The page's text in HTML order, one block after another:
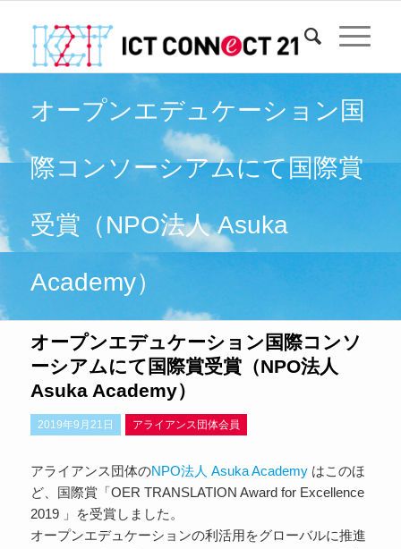
オープンエデュケーション国
際コンソーシアムにて国際賞
受賞（NPO法人 Asuka
Academy）
オープンエデュケーション国際コンソ
ーシアムにて国際賞受賞（NPO法人
Asuka Academy）
2019年9月21日 アライアンス団体会員
アライアンス団体のNPO法人 Asuka Academyはこのほ
ど、国際賞「OER TRANSLATION Award for Excellence
2019 」を受賞しました。
オープンエデュケーションの利活用をグローバルに推進